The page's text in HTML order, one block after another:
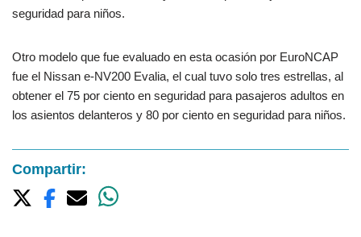
seguridad para niños.
Otro modelo que fue evaluado en esta ocasión por EuroNCAP
fue el Nissan e-NV200 Evalia, el cual tuvo solo tres estrellas, al
obtener el 75 por ciento en seguridad para pasajeros adultos en
los asientos delanteros y 80 por ciento en seguridad para niños.
Compartir: